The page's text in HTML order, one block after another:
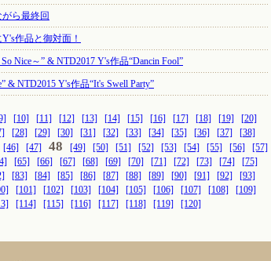
ら最終回
作品と御対面！
Nice～” & NTD2017 Y's作品“Dancin Fool”
& NTD2015 Y's作品“It's Swell Party”
[10] [11] [12] [13] [14] [15] [16] [17] [18] [19]
[20]
[28] [29] [30] [31] [32] [33] [34] [35] [36] [37]
[38]
[46] [47] 48 [49] [50] [51] [52] [53] [54] [55] [56]
[57]
[65] [66] [67] [68] [69] [70] [71] [72] [73] [74]
[75]
[83] [84] [85] [86] [87] [88] [89] [90] [91] [92]
[93]
[101] [102] [103] [104] [105] [106] [107] [108]
[109]
[114] [115] [116] [117] [118] [119] [120]